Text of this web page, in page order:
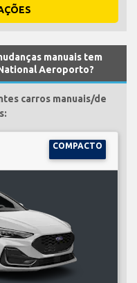
manuais tem
Aeroporto?
carros manuais/de
COMPACTO